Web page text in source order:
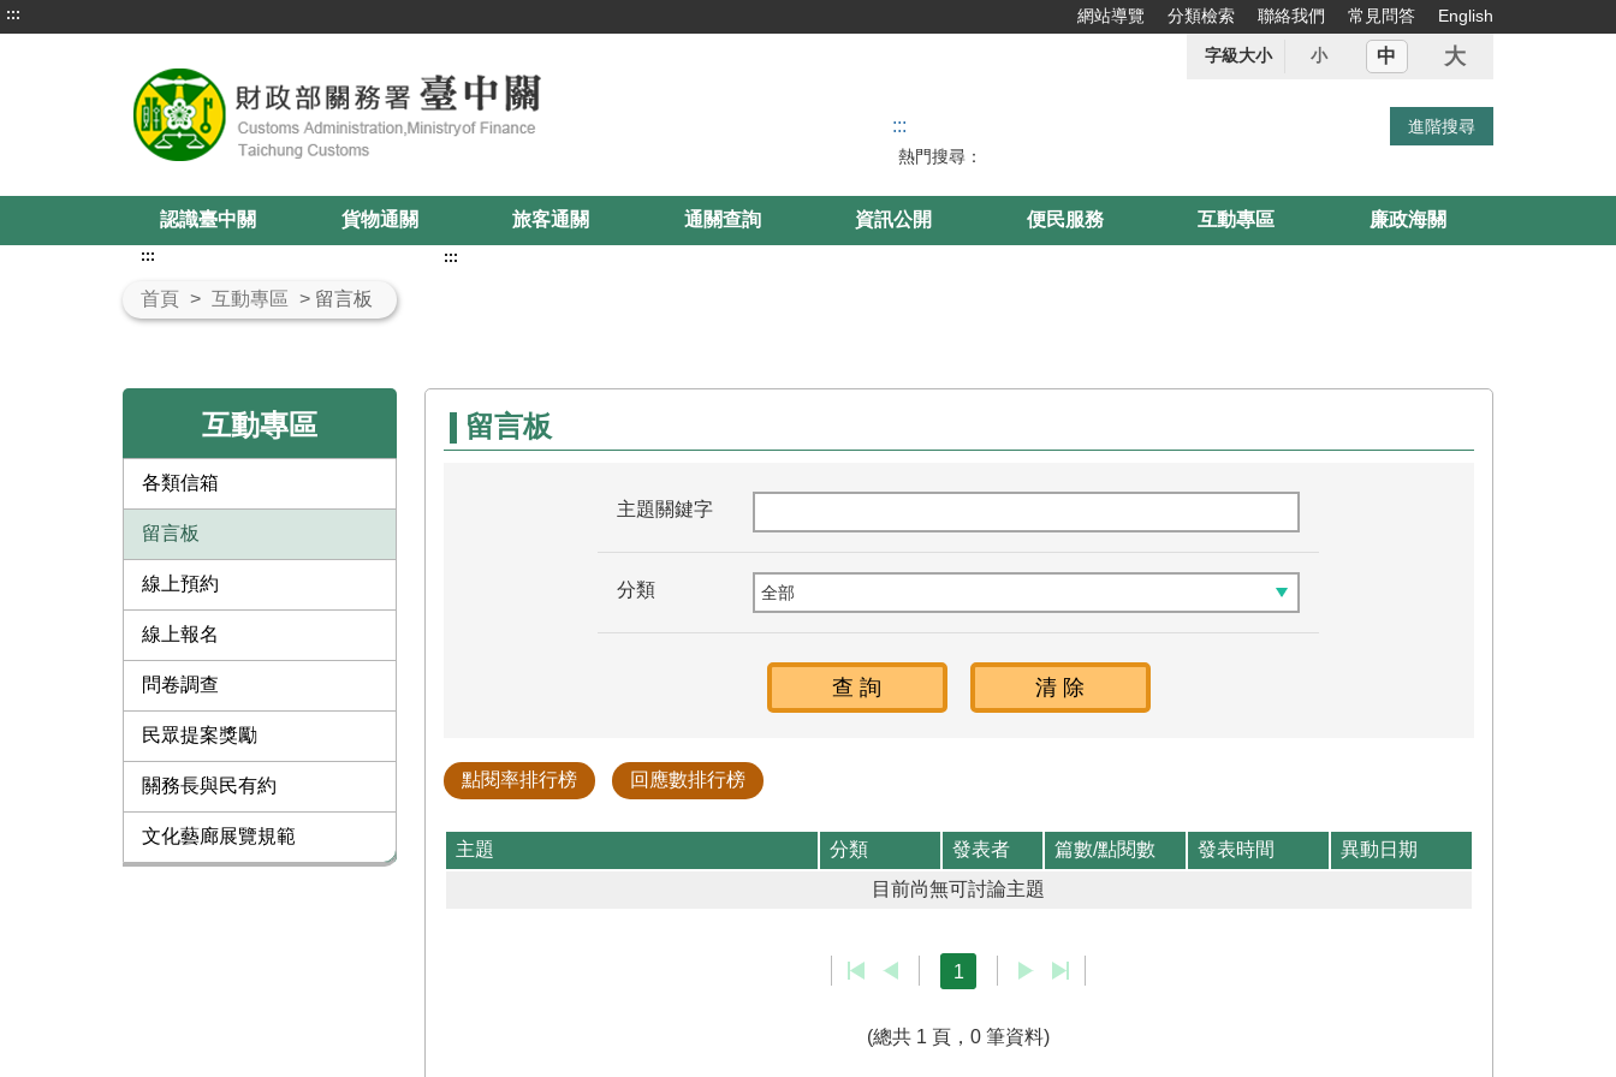
::: 網站導覽 分類檢索 聯絡我們 常見問答 English
字級大小 小 中 大
:::
熱門搜尋：
認識臺中關 貨物通關 旅客通關 通關查詢 資訊公開 便民服務 互動專區 廉政海關
首頁 > 互動專區 > 留言板
:::
互動專區
各類信箱
留言板
線上預約
線上報名
問卷調查
民眾提案獎勵
關務長與民有約
文化藝廊展覽規範
:::
留言板
主題關鍵字
分類
點閱率排行榜 回應數排行榜
主題 分類 發表者 篇數/點閱數 發表時間
異動日期
目前尚無可討論主題
1
(總共 1 頁，0 筆資料)